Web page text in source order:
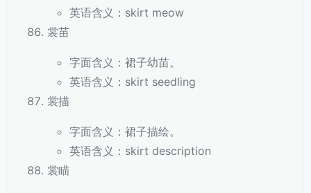
英语含义：skirt meow
裳苗
字面含义：裙子幼苗。
英语含义：skirt seedling
裳描
字面含义：裙子描绘。
英语含义：skirt description
裳瞄